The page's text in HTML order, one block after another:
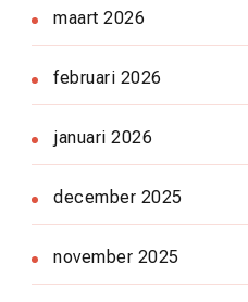
maart 2026
februari 2026
januari 2026
december 2025
november 2025